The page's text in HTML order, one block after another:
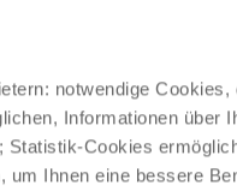
notwendige Cookies,
Informationen über
Cookies
Ihnen eine bessere